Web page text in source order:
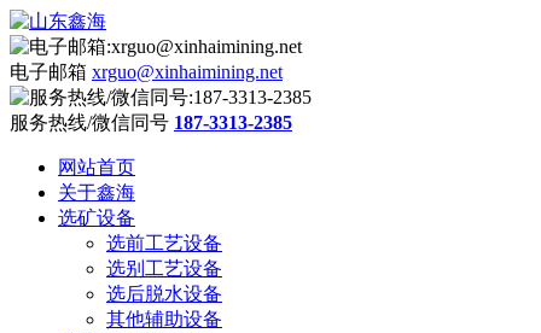
电子邮箱 xrguo@xinhaimining.net
服务热线/微信同号 187-3313-2385
网站首页
关于鑫海
选矿设备
选前工艺设备
选别工艺设备
选后脱水设备
其他辅助设备